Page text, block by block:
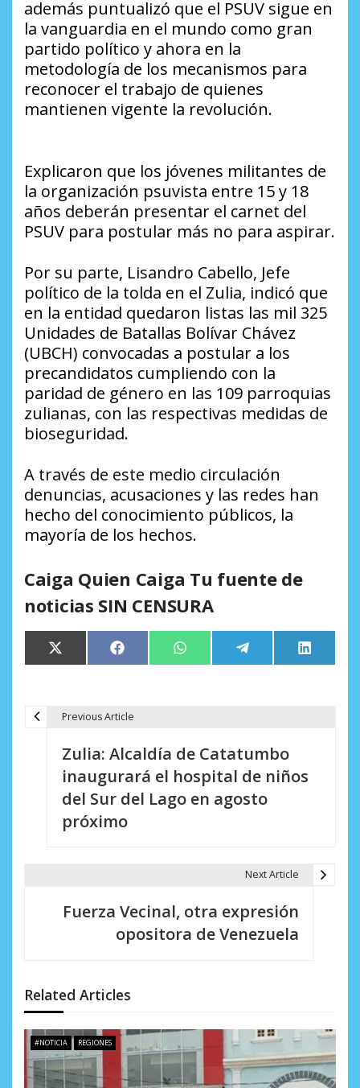
además puntualizó que el PSUV sigue en
la vanguardia en el mundo como gran
partido político y ahora en la
metodología de los mecanismos para
reconocer el trabajo de quienes
mantienen vigente la revolución.
Explicaron que los jóvenes militantes de
la organización psuvista entre 15 y 18
años deberán presentar el carnet del
PSUV para postular más no para aspirar.
Por su parte, Lisandro Cabello, Jefe
político de la tolda en el Zulia, indicó que
en la entidad quedaron listas las mil 325
Unidades de Batallas Bolívar Chávez
(UBCH) convocadas a postular a los
precandidatos cumpliendo con la
paridad de género en las 109 parroquias
zulianas, con las respectivas medidas de
bioseguridad.
A través de este medio circulación
denuncias, acusaciones y las redes han
hecho del conocimiento públicos, la
mayoría de los hechos.
Caiga Quien Caiga Tu fuente de
noticias SIN CENSURA
Compartir
en
X
(Twitter)
Compartir
en
Facebook Compartir
en
WhatsApp Compartir
en
Telegram
en
LinkedIn
n
d
e
e
Previous Article
Zulia: Alcaldía de Catatumbo
inaugurará el hospital de niños
del Sur del Lago en agosto
próximo
Next Article
Fuerza Vecinal, otra expresión
opositora de Venezuela
Related Articles
#NOTICIA REGIONES